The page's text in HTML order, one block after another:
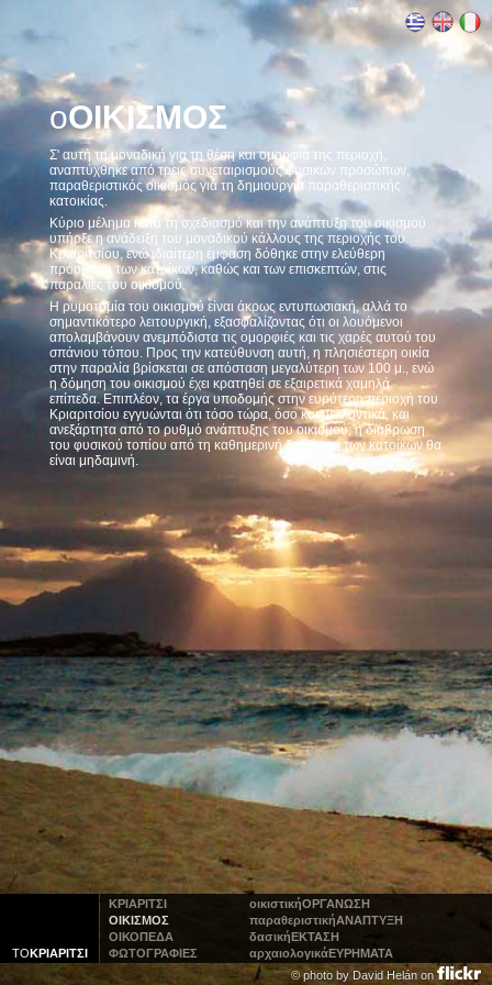
ΤΟΚΡΙΑΡΙΤΣΙ
ΚΡΙΑΡΙΤΣΙ
ΟΙΚΙΣΜΟΣ
οικιστικήΟΡΓΑΝΩΣΗ
παραθεριστικήΑΝΑΠΤΥΞΗ
δασικήΕΚΤΑΣΗ
αρχαιολογικάΕΥΡΗΜΑΤΑ
ΟΙΚΟΠΕΔΑ
ΦΩΤΟΓΡΑΦΙΕΣ
οΟΙΚΙΣΜΟΣ
Σ' αυτή τη μοναδική για τη θέση και ομορφιά της περιοχή,
αναπτύχθηκε από τρεις συνεταιρισμούς φυσικών προσώπων,
παραθεριστικός οικισμός για τη δημιουργία παραθεριστικής
κατοικίας.
Κύριο μέλημα κατά τη σχεδιασμό και την ανάπτυξη του οικισμού
υπήρξε η ανάδειξη του μοναδικού κάλλους της περιοχής του
Κριαριτσίου, ενώ ιδιαίτερη έμφαση δόθηκε στην ελεύθερη
πρόσβαση των κατοίκων, καθώς και των επισκεπτών, στις
παραλίες του οικισμού.
Η ρυμοτομία του οικισμού είναι άκρως εντυπωσιακή, αλλά το
σημαντικότερο λειτουργική, εξασφαλίζοντας ότι οι λουόμενοι
απολαμβάνουν ανεμπόδιστα τις ομορφιές και τις χαρές αυτού του
σπάνιου τόπου. Προς την κατεύθυνση αυτή, η πλησιέστερη οικία
στην παραλία βρίσκεται σε απόσταση μεγαλύτερη των 100 μ., ενώ
η δόμηση του οικισμού έχει κρατηθεί σε εξαιρετικά χαμηλά
επίπεδα. Επιπλέον, τα έργα υποδομής στην ευρύτερη περιοχή του
Κριαριτσίου εγγυώνται ότι τόσο τώρα, όσο και μελλοντικά, και
ανεξάρτητα από το ρυθμό ανάπτυξης του οικισμού, η διάβρωση
του φυσικού τοπίου από τη καθημερινή διαβίωση των κατοίκων θα
είναι μηδαμινή.
© photo by David Helán on